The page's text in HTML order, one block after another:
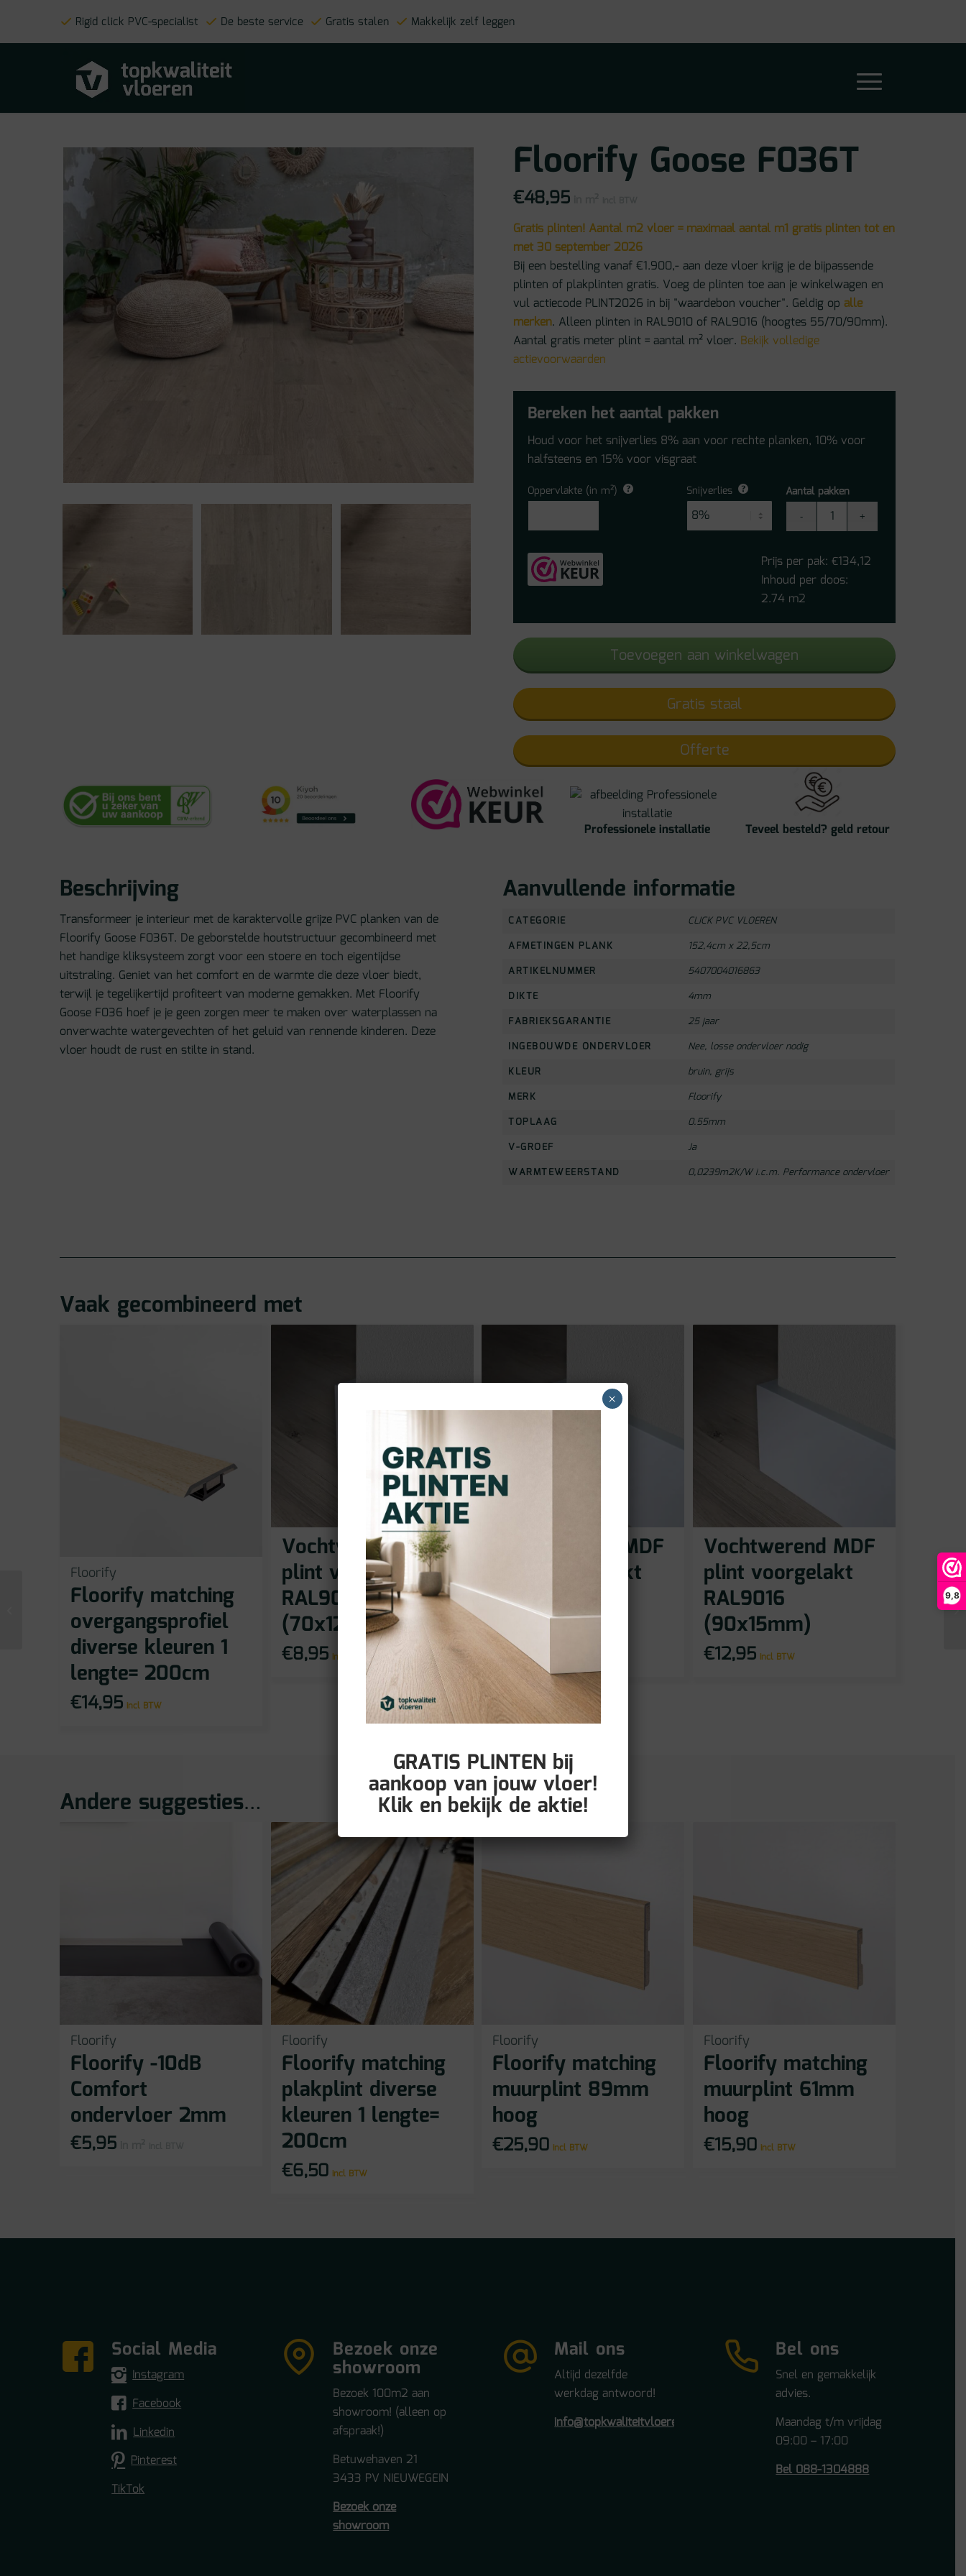
9,8
Rigid click PVC-specialist De beste service Gratis stalen Makkelijk zelf leggen
Floorify Goose F036T
€48,95
Gratis plinten! Aantal m2 vloer = maximaal aantal m1 gratis plinten tot en
met 30 september 2026
Bij een bestelling vanaf €1.900,- aan deze vloer krijg je de bijpassende
plinten of plakplinten gratis. Voeg de plinten toe aan je winkelwagen en
vul actiecode PLINT2026 in bij "waardebon voucher". Geldig opalle
merken. Alleen plinten in RAL9010 of RAL9016 (hoogtes 55/70/90mm).
Aantal gratis meter plint = aantal m² vloer. Bekijk volledige
actievoorwaarden
Bereken het aantal pakken
Houd voor het snijverlies 8% aan voor rechte planken, 10% voor
halfsteens en 15% voor visgraat
Oppervlakte (in m²) Snijverlies
Aantal pakken
Goose
aantal
Prijs per pak: €134,12
Inhoud per doos:
2.74 m2
Toevoegen aan winkelwagen
Gratis staal
Offerte
Professionele installatie Teveel besteld? geld retour
Beschrijving
Transformeer je interieur met de karaktervolle grijze PVC planken van de
Floorify Goose F036T. De geborstelde houtstructuur gecombineerd met
het handige kliksysteem zorgt voor een stoere en toch eigentijdse
uitstraling. Geniet van het comfort en de warmte die deze vloer biedt,
terwijl je tegelijkertijd profiteert van moderne gemakken. Met Floorify
Goose F036 hoef je je geen zorgen meer te maken over waterplassen na
onverwachte watergevechten of het geluid van rennende kinderen. Deze
vloer houdt de rust en stilte in stand.
Aanvullende informatie
CATEGORIE
CLICK PVC VLOEREN
AFMETINGEN PLANK
152,4cm x 22,5cm
ARTIKELNUMMER
5407004016863
DIKTE
4mm
FABRIEKSGARANTIE
25 jaar
INGEBOUWDE ONDERVLOER
Nee, losse ondervloer nodig
KLEUR
bruin,grijs
MERK
Floorify
TOPLAAG
0.55mm
V-GROEF
Ja
WARMTEWEERSTAND
0,0239m2K/W i.c.m. Performance ondervloer
Vaak gecombineerd met
Floorify
Floorify matching
overgangsprofiel
diverse kleuren 1
lengte= 200cm
€14,95 incl BTW
Vochtwerend MDF
plint voorgelakt
RAL9016
(70x12mm)
€8,95 incl BTW
Vochtwerend MDF
plint voorgelakt
RAL9016
(90x12mm)
11,95
Vochtwerend MDF
plint voorgelakt
RAL9016
(90x15mm)
€12,95 incl BTW
Andere suggesties…
Floorify
Floorify -10dB
Comfort
ondervloer 2mm
€5,95
Floorify
Floorify matching
plakplint diverse
kleuren 1 lengte=
200cm
€6,50 incl BTW
Floorify
Floorify matching
muurplint 89mm
hoog
€25,90 incl BTW
Floorify
Floorify matching
muurplint 61mm
hoog
€15,90 incl BTW
Social Media
Instagram
Facebook
Linkedin
Pinterest
TikTok
Bezoek onze
showroom
Bezoek 100m2 aan
showroom! (alleen op
afspraak!)
Betuwehaven 21
3433 PV NIEUWEGEIN
Bezoek onze
showroom
Mail ons
Altijd dezelfde
werkdag antwoord!
info@topkwaliteitvloeren.nl
Bel ons
Snel en gemakkelijk
advies.
Maandag t/m vrijdag
09:00 – 17:00
Bel 088-1304888
GRATIS PLINTEN bij
aankoop van jouw vloer!
Klik en bekijk de aktie!
×